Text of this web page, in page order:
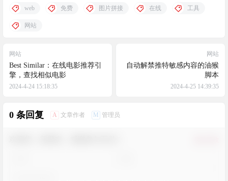
web 免费 图片拼接 在线 工具
网站
网站
Best Similar：在线电影推荐引
擎，查找相似电影
2024-4-24 15:18:35
网站
自动解禁推特敏感内容的油猴
脚本
2024-4-25 14:39:35
0 条回复 A 文章作者 M 管理员